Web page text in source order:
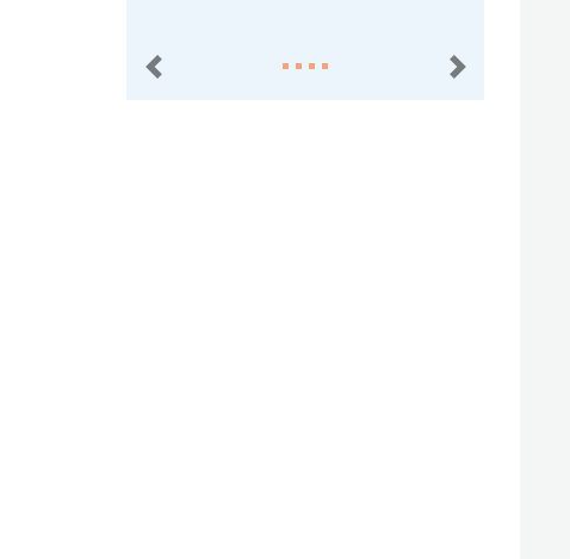
пред. след.